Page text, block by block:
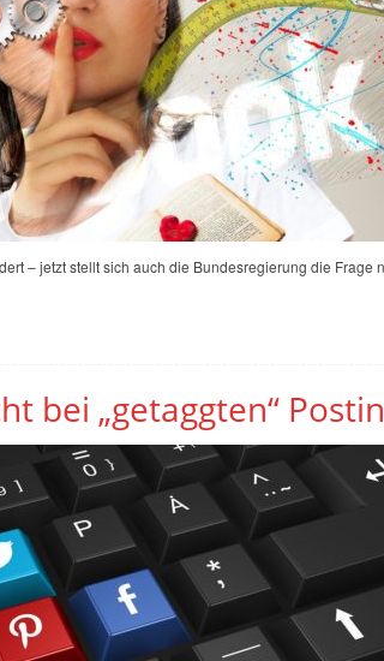
– jetzt stellt sich auch die Bundesregierung die
bei „getaggten“